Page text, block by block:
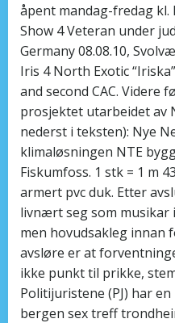
åpent mandag-fredag kl.
Show 4 Veteran under
Germany 08.08.10,
Iris 4 North Exotic
and second CAC. Videre
prosjektet utarbeidet av
nederst i teksten): Nye
klimaløsningen NTE
Fiskumfoss. 1 stk = 1 m
armert pvc duk. Etter
livnært seg som
men hovudsakleg innan
avsløre er at
ikke punkt til prikke,
Politijuristene (PJ) har
bergen sex treff